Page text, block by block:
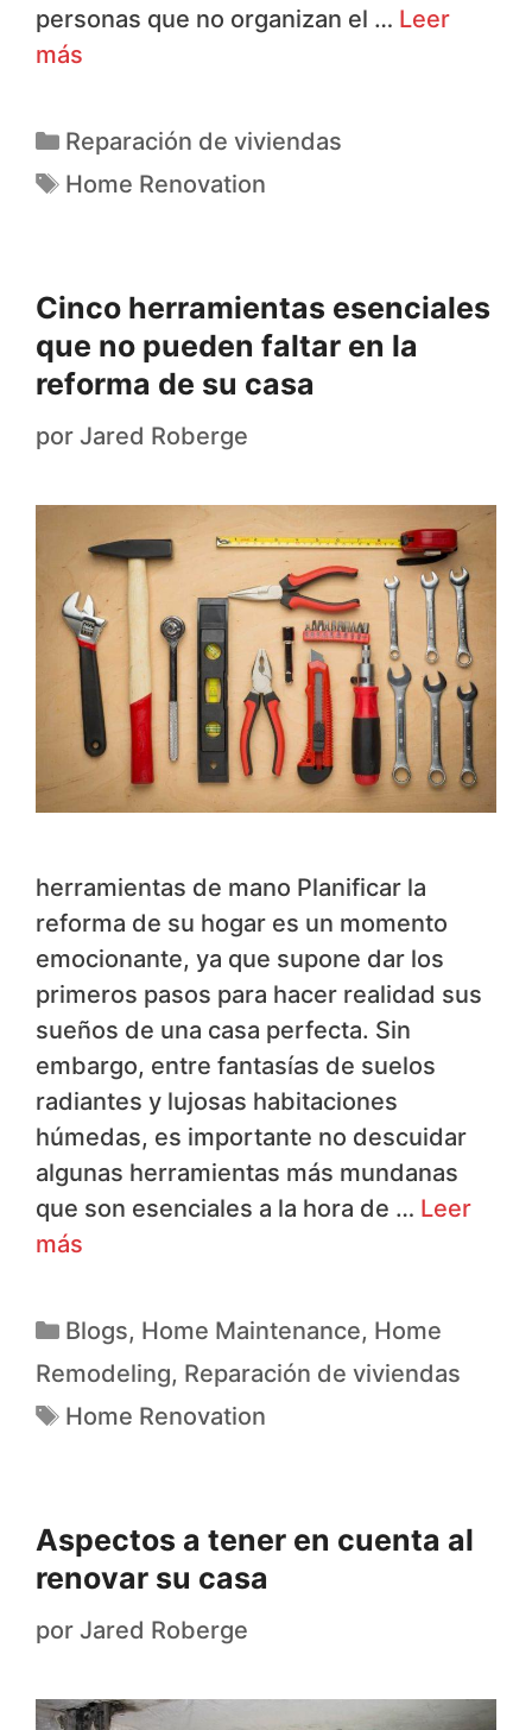
personas que no organizan el … Leer
más
Reparación de viviendas
Home Renovation
Cinco herramientas esenciales
que no pueden faltar en la
reforma de su casa
por Jared Roberge
herramientas de mano Planificar la
reforma de su hogar es un momento
emocionante, ya que supone dar los
primeros pasos para hacer realidad sus
sueños de una casa perfecta. Sin
embargo, entre fantasías de suelos
radiantes y lujosas habitaciones
húmedas, es importante no descuidar
algunas herramientas más mundanas
que son esenciales a la hora de … Leer
más
Blogs, Home Maintenance, Home
Remodeling, Reparación de viviendas
Home Renovation
Aspectos a tener en cuenta al
renovar su casa
por Jared Roberge